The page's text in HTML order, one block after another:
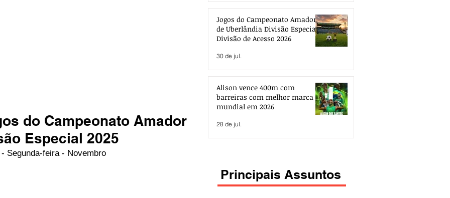
do Campeonato Amador
Especial 2025
Segunda-feira - Novembro
Jogos do Campeonato Amador
de Uberlândia Divisão Especial e
Divisão de Acesso 2026
30 de jul.
Alison vence 400m com
barreiras com melhor marca
mundial em 2026
28 de jul.
Principais Assuntos